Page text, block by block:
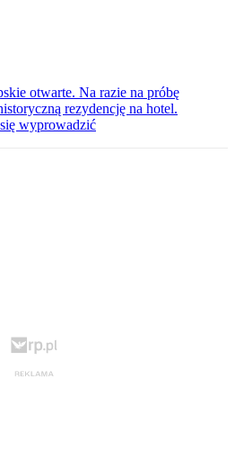
otwarte. Na razie na próbę
rezydencję na hotel.
wyprowadzić